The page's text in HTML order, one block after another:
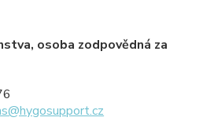
osoba zodpovědná za